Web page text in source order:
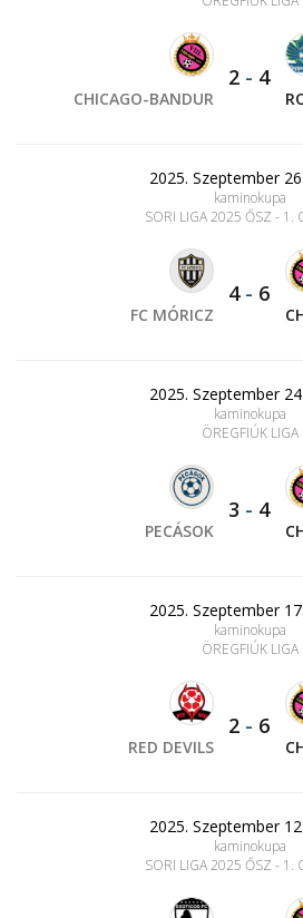
CHICAGO-BANDUR
2 - 4
2025. Szeptember 26.
kaminokupa
SORI LIGA 2025 ŐSZ - 1.
FC MÓRICZ
4- 6
2025. Szeptember 24.
kaminokupa
ÖREGFIÚK LIGA
PECÁSOK
3 - 4
2025. Szeptember 17.
kaminokupa
ÖREGFIÚK LIGA
RED DEVILS
2 - 6
2025. Szeptember 12.
kaminokupa
SORI LIGA 2025 ŐSZ - 1.